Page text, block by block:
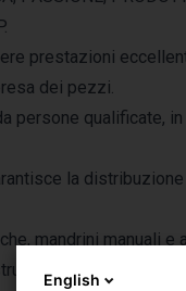
prestazioni
dei pezzi.
persone qualificate,
la
mandrini manuali
con attrezzature
English